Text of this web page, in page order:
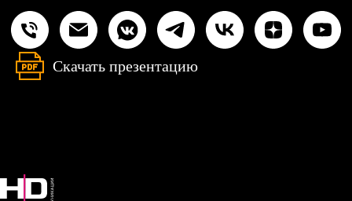
Скачать презентацию